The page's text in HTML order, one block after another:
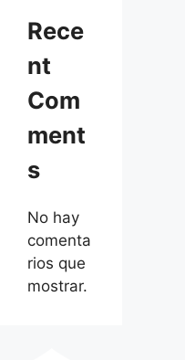
Rece
nt
Com
ment
s
No hay
comenta
rios que
mostrar.